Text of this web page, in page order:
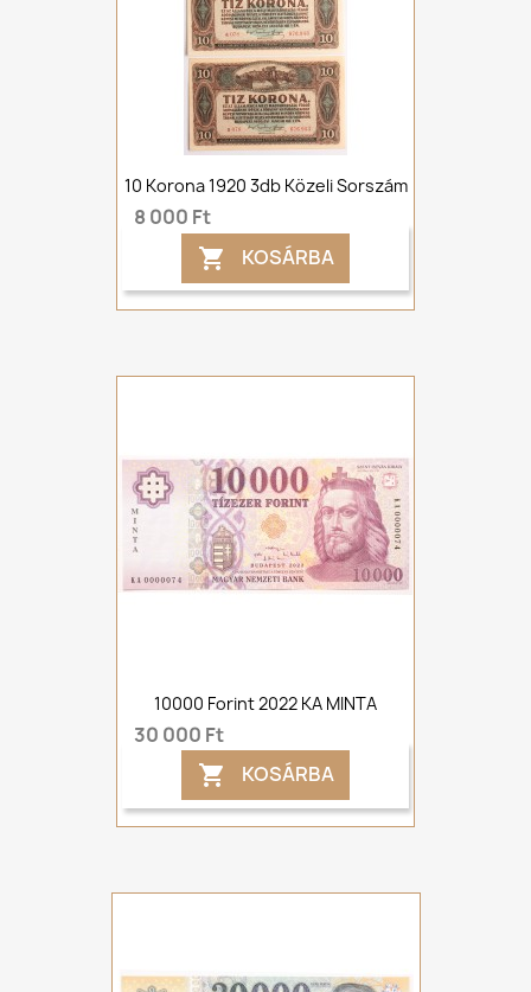
10 Korona 1920 3db Közeli Sorszám
8 000 Ft
 KOSÁRBA
10000 Forint 2022 KA MINTA
30 000 Ft
 KOSÁRBA